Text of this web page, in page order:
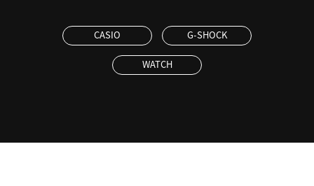
CASIO G-SHOCK
WATCH